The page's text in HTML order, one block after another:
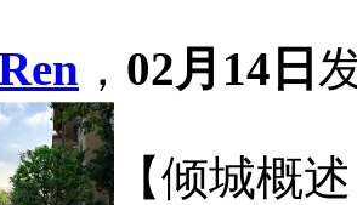
， 02月14日
【倾城概